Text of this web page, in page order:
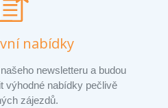
nabídky
newsletteru a budou
výhodné nabídky pečlivě
zájezdů.